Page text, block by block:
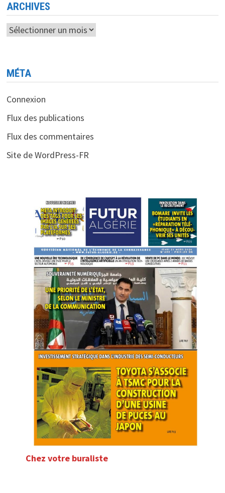
ARCHIVES
Archives
MÉTA
Connexion
Flux des publications
Flux des commentaires
Site de WordPress-FR
Chez votre buraliste